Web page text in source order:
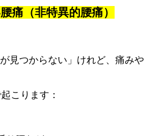
痛（非特異的腰痛）
見つからない」けれど、痛みや
こります：